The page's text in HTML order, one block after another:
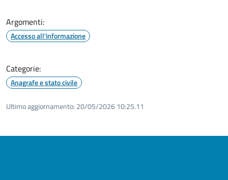
Argomenti:
Accesso all'informazione
Categorie:
Anagrafe e stato civile
Ultimo aggiornamento: 20/05/2026 10:25.11